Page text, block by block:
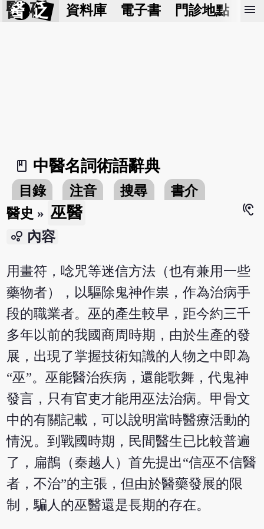
醫 砭 資料庫 電子書 門診地點 預
menu
book_2
中醫名詞術語辭典
目錄 注音 搜尋
書介
醫史 » 巫醫
hearing
bubble_chart 內容
用畫符，唸咒等迷信方法（也有兼用一些
藥物者），以驅除鬼神作祟，作為治病手
段的職業者。巫的產生較早，距今約三千
多年以前的我國商周時期，由於生產的發
展，出現了掌握技術知識的人物之中即為
“巫”。巫能醫治疾病，還能歌舞，代鬼神
發言，只有官吏才能用巫法治病。甲骨文
中的有關記載，可以說明當時醫療活動的
情況。到戰國時期，民間醫生已比較普遍
了，扁鵲（秦越人）首先提出“信巫不信醫
者，不治”的主張，但由於醫藥發展的限
制，騙人的巫醫還是長期的存在。